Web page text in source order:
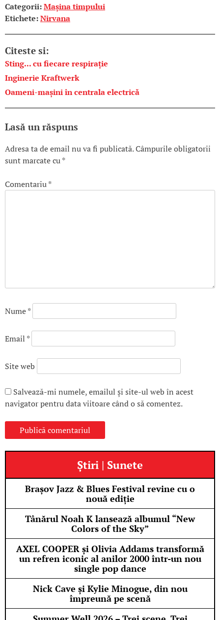
Categorii:Mașina timpului
Etichete:Nirvana
Citeste si:
Sting... cu fiecare respirație
Inginerie Kraftwerk
Oameni-mașini în centrala electrică
Lasă un răspuns
Adresa ta de email nu va fi publicată.Câmpurile obligatorii
sunt marcate cu*
Comentariu*
Nume*
Email *
Site web
Salvează-mi numele, emailul și site-ul web în acest
navigator pentru data viitoare când o să comentez.
Știri | Sunete
Brașov Jazz & Blues Festival revine cu o
nouă ediție
Tânărul Noah K lansează albumul “New
Colors of the Sky”
AXEL COOPER și Olivia Addams transformă
un refren iconic al anilor 2000 într-un nou
single pop dance
Nick Cave și Kylie Minogue, din nou
împreună pe scenă